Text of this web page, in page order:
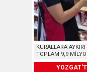
KURALLARA
TOPLAM 9,9